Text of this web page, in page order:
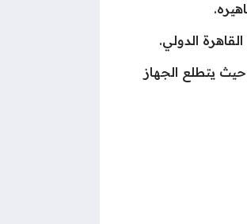
الدولي.
يتطلع الجهاز